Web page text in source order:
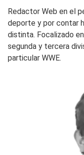
Redactor Web en el
deporte y por contar
distinta. Focalizado
segunda y tercera
particular WWE.